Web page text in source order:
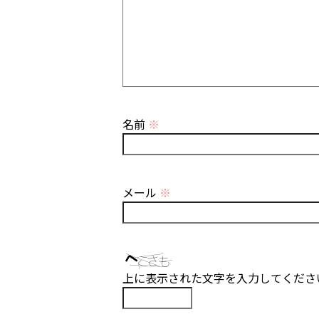
名前 ※
メール ※
上に表示された文字を入力してくだ